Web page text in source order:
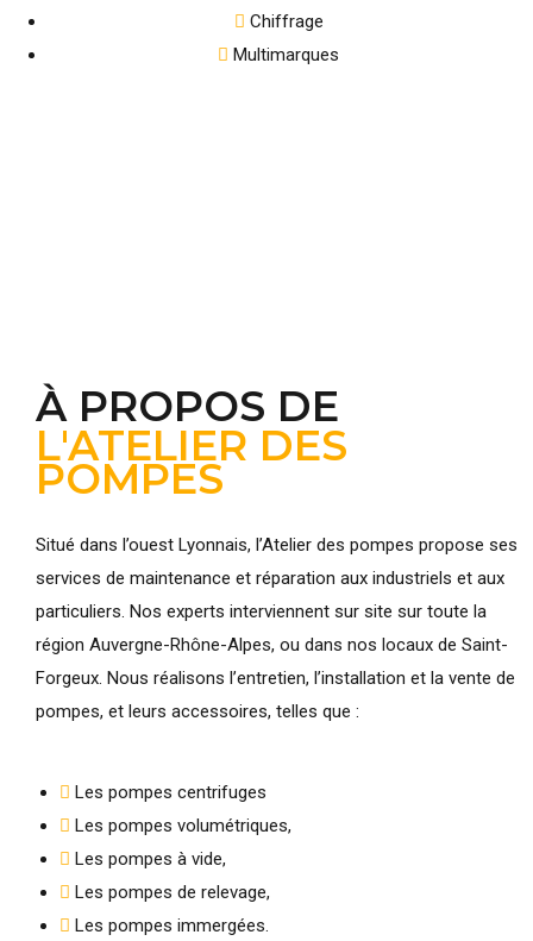
Chiffrage
Multimarques
À PROPOS DE
L'ATELIER DES
POMPES
Situé dans l’ouest Lyonnais, l’Atelier des pompes propose ses
services de maintenance et réparation aux industriels et aux
particuliers. Nos experts interviennent sur site sur toute la
région Auvergne-Rhône-Alpes, ou dans nos locaux de Saint-
Forgeux. Nous réalisons l’entretien, l’installation et la vente de
pompes, et leurs accessoires, telles que :
Les pompes centrifuges
Les pompes volumétriques,
Les pompes à vide,
Les pompes de relevage,
Les pompes immergées.